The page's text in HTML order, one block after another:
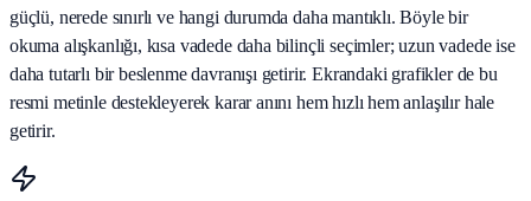
güçlü, nerede sınırlı ve hangi durumda daha mantıklı. Böyle bir
okuma alışkanlığı, kısa vadede daha bilinçli seçimler; uzun vadede ise
daha tutarlı bir beslenme davranışı getirir. Ekrandaki grafikler de bu
resmi metinle destekleyerek karar anını hem hızlı hem anlaşılır hale
getirir.